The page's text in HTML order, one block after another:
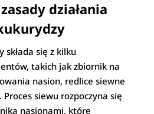
działania
składa się z kilku
takich jak zbiornik na
nasion, redlice siewne
Proces siewu rozpoczyna się
nasionami, które